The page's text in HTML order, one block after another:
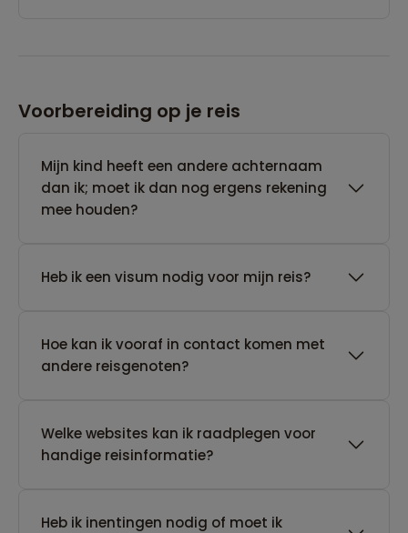
Voorbereiding op je reis
Mijn kind heeft een andere achternaam
dan ik; moet ik dan nog ergens rekening
mee houden?
Heb ik een visum nodig voor mijn reis?
Hoe kan ik vooraf in contact komen met
andere reisgenoten?
Welke websites kan ik raadplegen voor
handige reisinformatie?
Heb ik inentingen nodig of moet ik